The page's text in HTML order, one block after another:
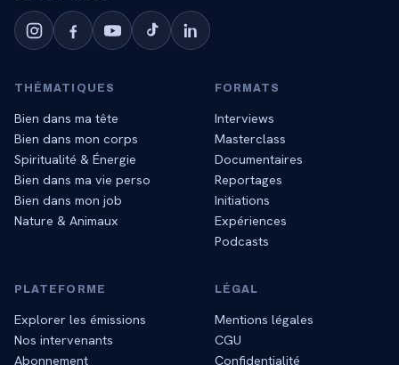
THÉMATIQUES
Bien dans ma tête
Bien dans mon corps
Spiritualité & Énergie
Bien dans ma vie perso
Bien dans mon job
Nature & Animaux
FORMATS
Interviews
Masterclass
Documentaires
Reportages
Initiations
Expériences
Podcasts
PLATEFORME
Explorer les émissions
Nos intervenants
Abonnement
LÉGAL
Mentions légales
CGU
Confidentialité